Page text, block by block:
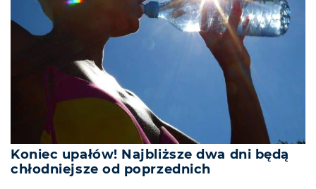
Koniec upałów! Najbliższe dwa dni będą
chłodniejsze od poprzednich